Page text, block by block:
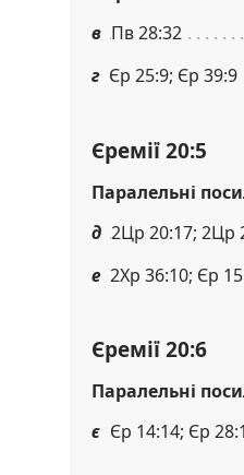
в Пв 28:32
г Єр 25:9; Єр 39:9
Єремії 20:5
Паралельні
д 2Цр 20:17; 2Цр
е 2Хр 36:10; Єр
Єремії 20:6
Паралельні
є Єр 14:14; Єр